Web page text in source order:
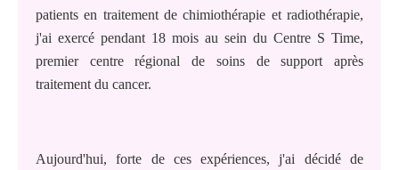
patients en traitement de chimiothérapie et radiothérapie,
j'ai exercé pendant 18 mois au sein du Centre S Time,
premier centre régional de soins de support après
traitement du cancer.
Aujourd'hui, forte de ces expériences, j'ai décidé de